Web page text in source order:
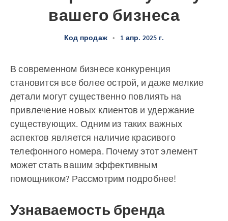
вашего бизнеса
Код продаж • 1 апр. 2025 г.
В современном бизнесе конкуренция
становится все более острой, и даже мелкие
детали могут существенно повлиять на
привлечение новых клиентов и удержание
существующих. Одним из таких важных
аспектов является наличие красивого
телефонного номера. Почему этот элемент
может стать вашим эффективным
помощником? Рассмотрим подробнее!
Узнаваемость бренда